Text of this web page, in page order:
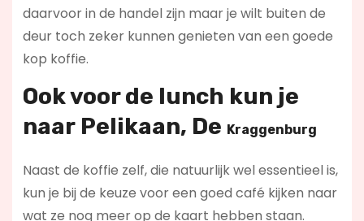
daarvoor in de handel zijn maar je wilt buiten de
deur toch zeker kunnen genieten van een goede
kop koffie.
Ook voor de lunch kun je
naar Pelikaan, De Kraggenburg
Naast de koffie zelf, die natuurlijk wel essentieel is,
kun je bij de keuze voor een goed café kijken naar
wat ze nog meer op de kaart hebben staan.